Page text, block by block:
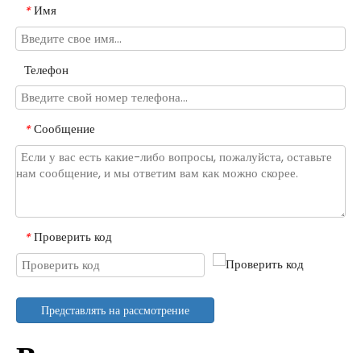
* Имя
Телефон
* Сообщение
* Проверить код
Представлять на рассмотрение